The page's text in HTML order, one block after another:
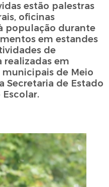
estão palestras
oficinas
população durante
em estandes
de
em
de Meio
Secretaria de Estado